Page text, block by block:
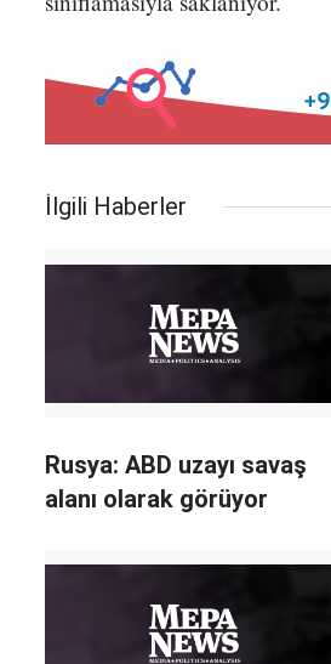
İlgili Haberler
Rusya: ABD uzayı savaş
alanı olarak görüyor